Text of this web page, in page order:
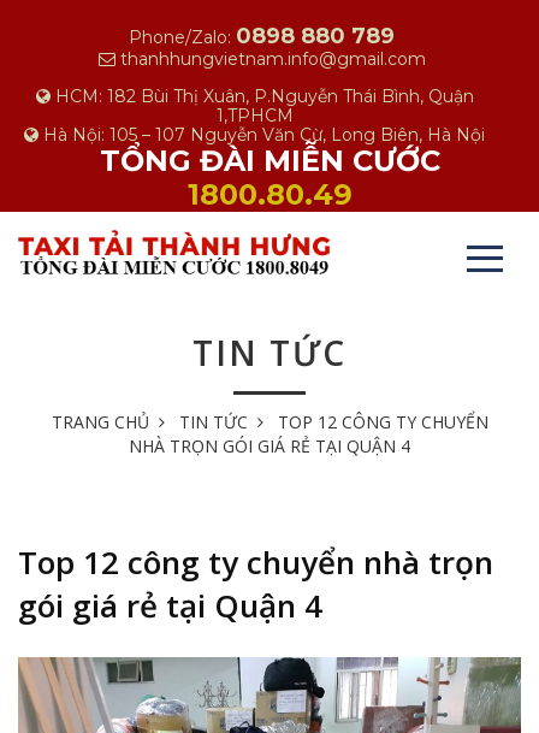
Phone/Zalo: 0898 880 789
thanhhungvietnam.info@gmail.com
HCM: 182 Bùi Thị Xuân, P.Nguyễn Thái Bình, Quận
1,TPHCM
Hà Nội: 105 – 107 Nguyễn Văn Cừ, Long Biên, Hà Nội
TỔNG ĐÀI MIỄN CƯỚC
1800.80.49
TIN TỨC
TRANG CHỦ TIN TỨC
TOP 12 CÔNG TY CHUYỂN
NHÀ TRỌN GÓI GIÁ RẺ TẠI QUẬN 4
Top 12 công ty chuyển nhà trọn
gói giá rẻ tại Quận 4